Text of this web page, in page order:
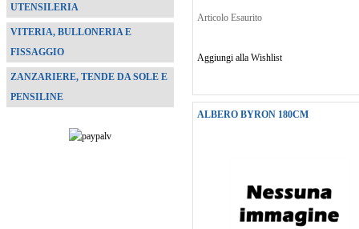
UTENSILERIA
VITERIA, BULLONERIA E
FISSAGGIO
ZANZARIERE, TENDE DA SOLE E
PENSILINE
Articolo Esaurito
Aggiungi alla Wishlist
ALBERO BYRON 180CM